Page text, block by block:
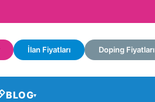
İlan Fiyatları Doping Fiyatları
BLOG▾